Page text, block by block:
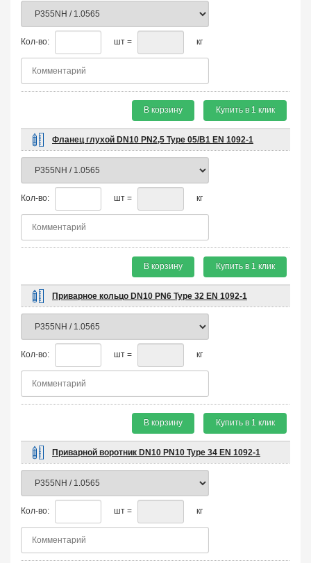
Кол-во: шт = кг
В корзину Купить в 1 клик
Фланец глухой DN10 PN2,5 Type 05/B1 EN 1092-1
Кол-во: шт = кг
В корзину Купить в 1 клик
Приварное кольцо DN10 PN6 Type 32 EN 1092-1
Кол-во: шт = кг
В корзину Купить в 1 клик
Приварной воротник DN10 PN10 Type 34 EN 1092-1
Кол-во: шт = кг